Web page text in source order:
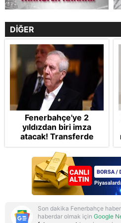
DİĞER
Fenerbahçe'ye 2
yıldızdan biri imza
atacak! Transferde
golcü harekatı...
Son dakika Fenerbahçe
haberdar olmak için Google